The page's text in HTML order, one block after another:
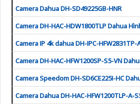
Camera Dahua DH-SD49225GB-HNR
Camera DH-HAC-HDW1800TLP Dahua
Camera IP 4k dahua DH-IPC-HFW2831TP-
Camera DH-HAC-HFW1200SP-S5-VN
Camera Speedom DH-SD6CE225I-HC
Camera Dahua DH-HAC-HFW1200TLP-A-